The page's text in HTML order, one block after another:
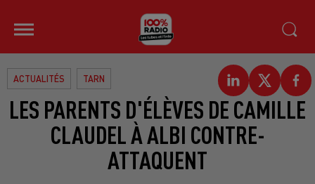
ACTUALITÉS TARN
LES PARENTS D'ÉLÈVES DE CAMILLE
CLAUDEL À ALBI CONTRE-
ATTAQUENT